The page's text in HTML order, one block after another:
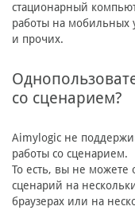
стационарный
работы на мобильных
и прочих.
со сценарием?
Aimylogic не
работы со сценарием.
То есть, вы не можете
сценарий на
браузерах или на